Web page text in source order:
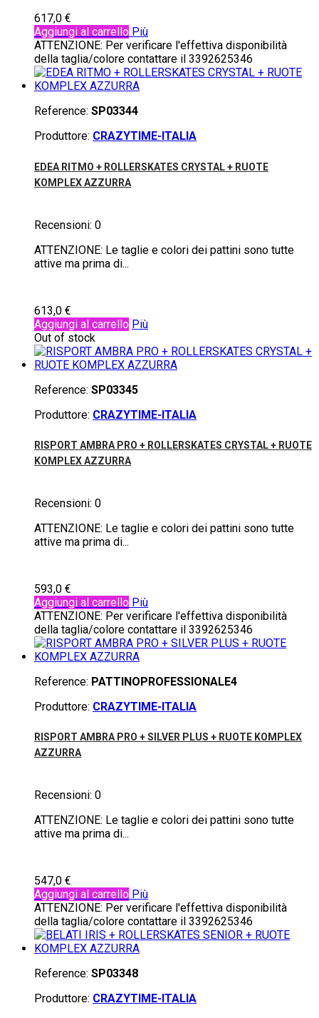
617,0 €
Aggiungi al carrello Più
ATTENZIONE: Per verificare l'effettiva disponibilità
della taglia/colore contattare il 3392625346
Reference: SP03344
Produttore: CRAZYTIME-ITALIA
EDEA RITMO + ROLLERSKATES CRYSTAL + RUOTE
KOMPLEX AZZURRA
Recensioni: 0
ATTENZIONE: Le taglie e colori dei pattini sono tutte
attive ma prima di...
613,0 €
Aggiungi al carrello Più
Out of stock
Reference: SP03345
Produttore: CRAZYTIME-ITALIA
RISPORT AMBRA PRO + ROLLERSKATES CRYSTAL + RUOTE
KOMPLEX AZZURRA
Recensioni: 0
ATTENZIONE: Le taglie e colori dei pattini sono tutte
attive ma prima di...
593,0 €
Aggiungi al carrello Più
ATTENZIONE: Per verificare l'effettiva disponibilità
della taglia/colore contattare il 3392625346
Reference: PATTINOPROFESSIONALE4
Produttore: CRAZYTIME-ITALIA
RISPORT AMBRA PRO + SILVER PLUS + RUOTE KOMPLEX
AZZURRA
Recensioni: 0
ATTENZIONE: Le taglie e colori dei pattini sono tutte
attive ma prima di...
547,0 €
Aggiungi al carrello Più
ATTENZIONE: Per verificare l'effettiva disponibilità
della taglia/colore contattare il 3392625346
Reference: SP03348
Produttore: CRAZYTIME-ITALIA